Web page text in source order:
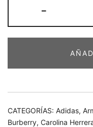
-
CATEGORÍAS: Adidas,
Burberry, Carolina